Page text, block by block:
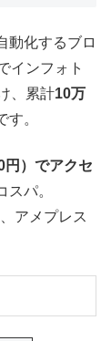
動化するブロ
インフォト
、累計10万
。
円）でアクセ
スパ。
アメプレス